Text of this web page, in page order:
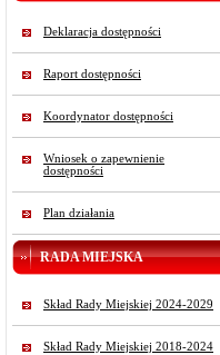
Deklaracja dostępności
Raport dostępności
Koordynator dostępności
Wniosek o zapewnienie
dostępności
Plan działania
RADA MIEJSKA
Skład Rady Miejskiej 2024-2029
Skład Rady Miejskiej 2018-2024